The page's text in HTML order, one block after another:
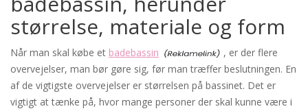
størrelse, materiale og form
Når man skal købe et badebassin
, er der flere
overvejelser, man bør gøre sig, før man træffer beslutningen. En
af de vigtigste overvejelser er størrelsen på bassinet. Det er
vigtigt at tænke på, hvor mange personer der skal kunne være i